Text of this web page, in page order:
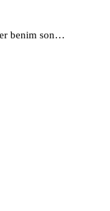
benim son…